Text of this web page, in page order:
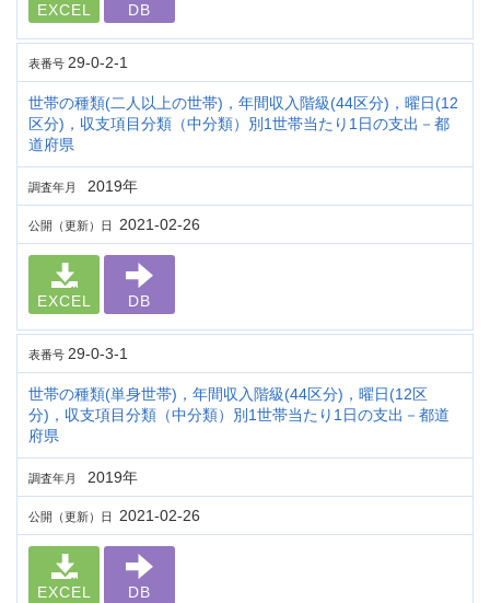
EXCEL DB
表番号 29-0-2-1
世帯の種類(二人以上の世帯)，年間収入階級(44区分)，曜日(12
区分)，収支項目分類（中分類）別1世帯当たり1日の支出－都
道府県
調査年月 2019年
公開（更新）日 2021-02-26
EXCEL DB
表番号 29-0-3-1
世帯の種類(単身世帯)，年間収入階級(44区分)，曜日(12区
分)，収支項目分類（中分類）別1世帯当たり1日の支出－都道
府県
調査年月 2019年
公開（更新）日 2021-02-26
EXCEL DB